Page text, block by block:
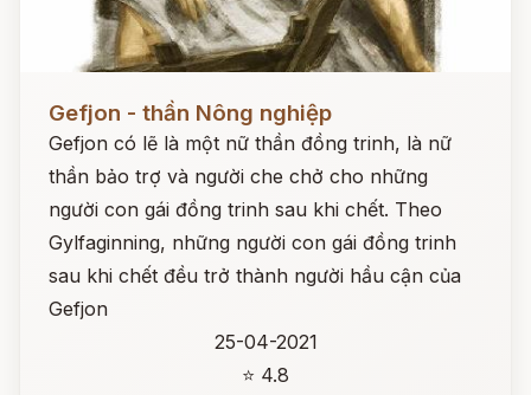
Gefjon - thần Nông nghiệp
Gefjon có lẽ là một nữ thần đồng trinh, là nữ
thần bảo trợ và người che chở cho những
người con gái đồng trinh sau khi chết. Theo
Gylfaginning, những người con gái đồng trinh
sau khi chết đều trở thành người hầu cận của
Gefjon
25-04-2021
⭐ 4.8